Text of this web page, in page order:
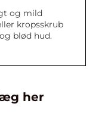
og mild
kropsskrub
blød hud.
her